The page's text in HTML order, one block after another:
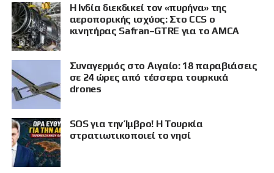
Η Ινδία διεκδικεί τον «πυρήνα» της
αεροπορικής ισχύος: Στο CCS ο
κινητήρας Safran–GTRE για το AMCA
Συναγερμός στο Αιγαίο: 18 παραβιάσεις
σε 24 ώρες από τέσσερα τουρκικά
drones
SOS για την Ίμβρο! Η Τουρκία
στρατιωτικοποιεί το νησί